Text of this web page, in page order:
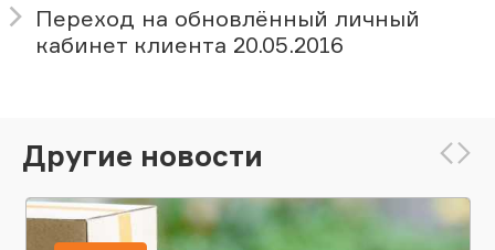
Переход на обновлённый личный
кабинет клиента 20.05.2016
Другие новости